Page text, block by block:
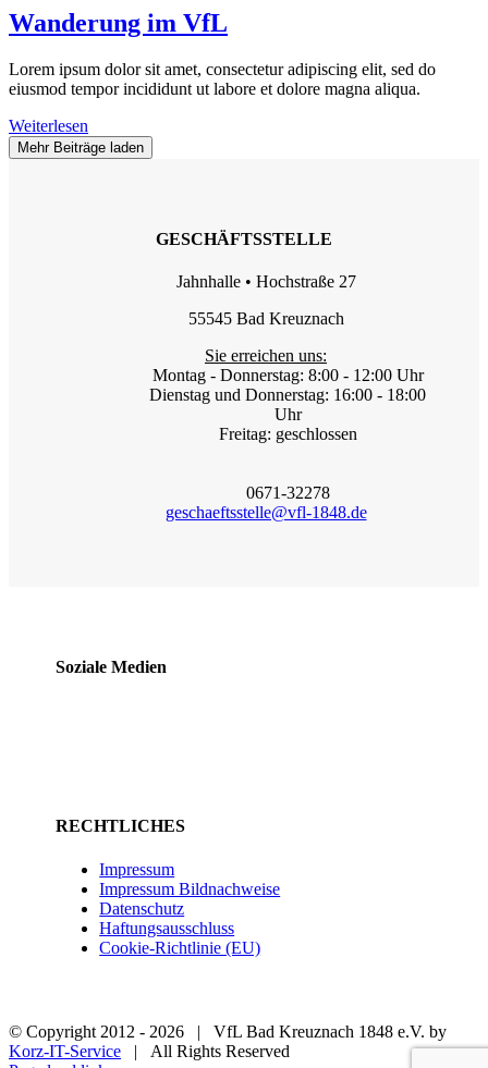
Wanderung im VfL
Lorem ipsum dolor sit amet, consectetur adipiscing elit, sed do
eiusmod tempor incididunt ut labore et dolore magna aliqua.
Weiterlesen
Mehr Beiträge laden
GESCHÄFTSSTELLE
Jahnhalle • Hochstraße 27
55545 Bad Kreuznach
Sie erreichen uns:
Montag - Donnerstag: 8:00 - 12:00 Uhr
Dienstag und Donnerstag: 16:00 - 18:00
Uhr
Freitag: geschlossen
0671-32278
geschaeftsstelle@vfl-1848.de
Soziale Medien
RECHTLICHES
Impressum
Impressum Bildnachweise
Datenschutz
Haftungsausschluss
Cookie-Richtlinie (EU)
© Copyright 2012 - 2026 | VfL Bad Kreuznach 1848 e.V. by
Korz-IT-Service | All Rights Reserved